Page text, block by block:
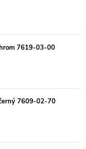
7619-03-00
7609-02-70